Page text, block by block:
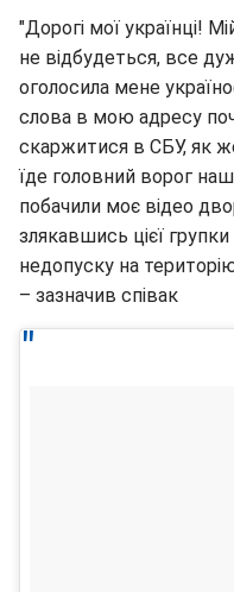
"Дорогі мої українці!
не відбудеться, все
оголосила мене
слова в мою адресу
скаржитися в СБУ, як
їде головний ворог
побачили моє відео
злякавшись цієї
недопуску на
– зазначив співак